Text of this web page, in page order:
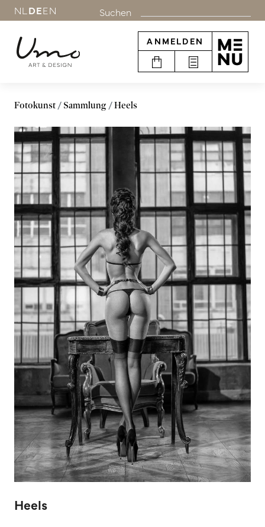
NL DEEN Suchen
ANMELDEN
Fotokunst Sammlung Heels
Heels